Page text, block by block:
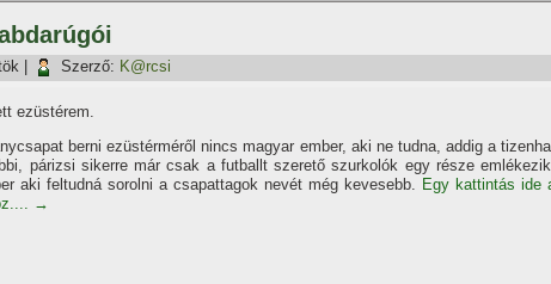
Szerző: K@rcsi
ezüstérem.
berni ezüstérméről nincs magyar ember, aki ne tudna, addig a
párizsi sikerre már csak a futballt szerető szurkolók egy része
aki feltudná sorolni a csapattagok nevét még kevesebb. Egy kattintás ide
→